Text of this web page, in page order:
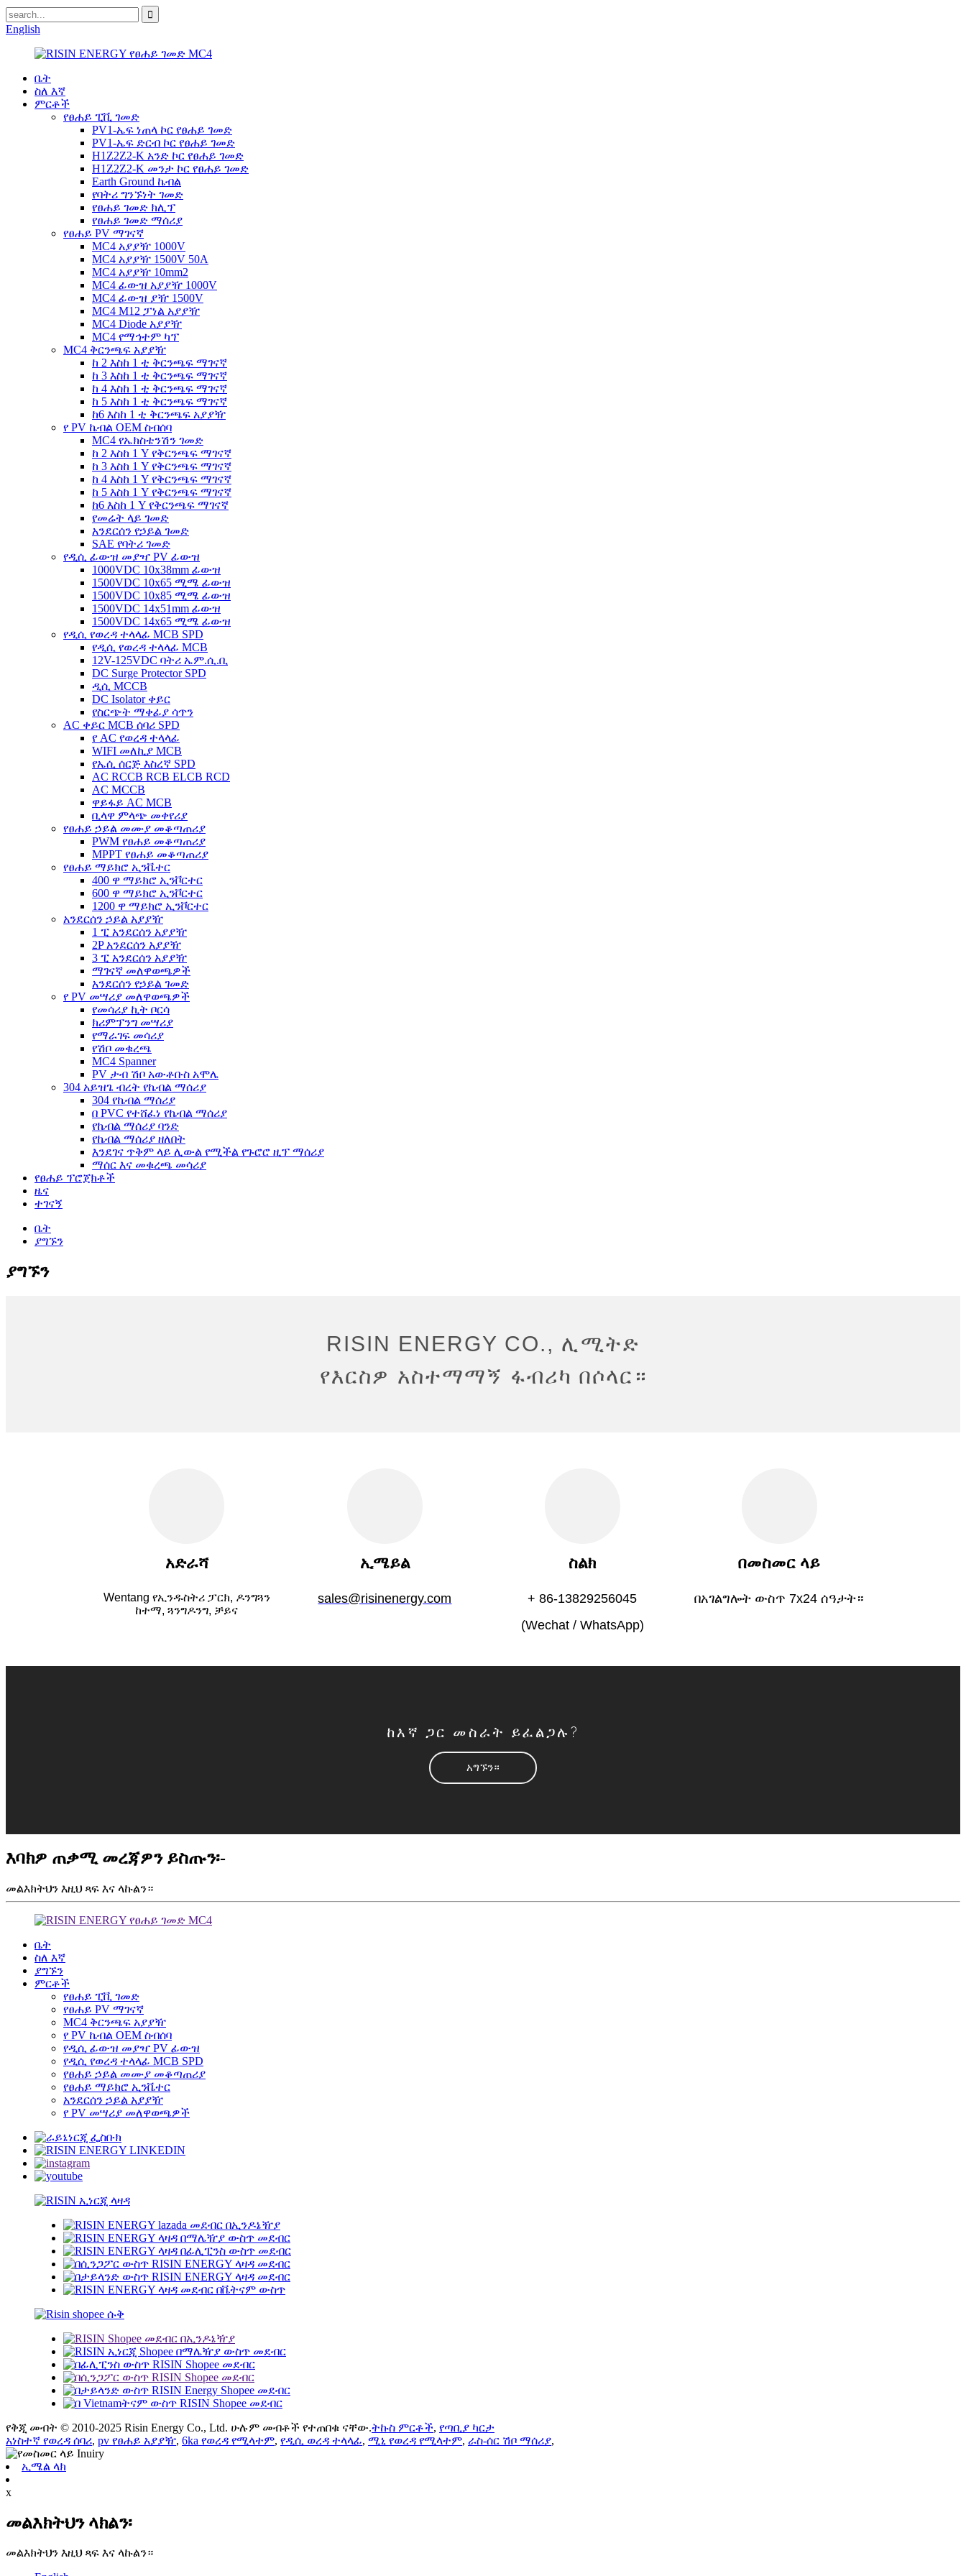
English
ቤት
ስለ እኛ
ምርቶች
የፀሐይ ፒቪ ገመድ
PV1-ኤፍ ነጠላ ኮር የፀሐይ ገመድ
PV1-ኤፍ ድርብ ኮር የፀሐይ ገመድ
H1Z2Z2-K አንድ ኮር የፀሐይ ገመድ
H1Z2Z2-K መንታ ኮር የፀሐይ ገመድ
Earth Ground ኬብል
የባትሪ ግንኙነት ገመድ
የፀሐይ ገመድ ክሊፕ
የፀሐይ ገመድ ማሰሪያ
የፀሐይ PV ማገናኛ
MC4 አያያዥ 1000V
MC4 አያያዥ 1500V 50A
MC4 አያያዥ 10mm2
MC4 ፊውዝ አያያዥ 1000V
MC4 ፊውዝ ያዥ 1500V
MC4 M12 ፓነል አያያዥ
MC4 Diode አያያዥ
MC4 የማኅተም ካፕ
MC4 ቅርንጫፍ አያያዥ
ከ 2 እስከ 1 ቲ ቅርንጫፍ ማገናኛ
ከ 3 እስከ 1 ቲ ቅርንጫፍ ማገናኛ
ከ 4 እስከ 1 ቲ ቅርንጫፍ ማገናኛ
ከ 5 እስከ 1 ቲ ቅርንጫፍ ማገናኛ
ከ6 እስከ 1 ቲ ቅርንጫፍ አያያዥ
የ PV ኬብል OEM ስብሰባ
MC4 የኤክስቴንሽን ገመድ
ከ 2 እስከ 1 Y የቅርንጫፍ ማገናኛ
ከ 3 እስከ 1 Y የቅርንጫፍ ማገናኛ
ከ 4 እስከ 1 Y የቅርንጫፍ ማገናኛ
ከ 5 እስከ 1 Y የቅርንጫፍ ማገናኛ
ከ6 እስከ 1 Y የቅርንጫፍ ማገናኛ
የመሬት ላይ ገመድ
አንደርሰን የኃይል ገመድ
SAE የባትሪ ገመድ
የዲሲ ፊውዝ መያዣ PV ፊውዝ
1000VDC 10x38mm ፊውዝ
1500VDC 10x65 ሚሜ ፊውዝ
1500VDC 10x85 ሚሜ ፊውዝ
1500VDC 14x51mm ፊውዝ
1500VDC 14x65 ሚሜ ፊውዝ
የዲሲ የወረዳ ተላላፊ MCB SPD
የዲሲ የወረዳ ተላላፊ MCB
12V-125VDC ባትሪ ኤም.ሲ.ቢ
DC Surge Protector SPD
ዲሲ MCCB
DC Isolator ቀይር
የስርጭት ማቀፊያ ሳጥን
AC ቀይር MCB ሰባሪ SPD
የ AC የወረዳ ተላላፊ
WIFI መለኪያ MCB
የኤሲ ሰርጅ እስረኛ SPD
AC RCCB RCB ELCB RCD
AC MCCB
ዋይፋይ AC MCB
ቢላዋ ምላጭ መቀየሪያ
የፀሐይ ኃይል መሙያ መቆጣጠሪያ
PWM የፀሐይ መቆጣጠሪያ
MPPT የፀሐይ መቆጣጠሪያ
የፀሐይ ማይክሮ ኢንቬተር
400 ዋ ማይክሮ ኢንቮርተር
600 ዋ ማይክሮ ኢንቮርተር
1200 ዋ ማይክሮ ኢንቮርተር
አንደርሰን ኃይል አያያዥ
1 ፒ አንደርሰን አያያዥ
2P አንደርሰን አያያዥ
3 ፒ አንደርሰን አያያዥ
ማገናኛ መለዋወጫዎች
አንደርሰን የኃይል ገመድ
የ PV መሣሪያ መለዋወጫዎች
የመሳሪያ ኪት ቦርሳ
ክሪምፕንግ መሣሪያ
የማራገፍ መሳሪያ
የሽቦ መቁረጫ
MC4 Spanner
PV ታብ ሽቦ አውቶቡስ አሞሌ
304 አይዝጌ ብረት የኬብል ማሰሪያ
304 የኬብል ማሰሪያ
በ PVC የተሸፈነ የኬብል ማሰሪያ
የኬብል ማሰሪያ ባንድ
የኬብል ማሰሪያ ዘለበት
እንደገና ጥቅም ላይ ሊውል የሚችል የጉሮሮ ዚፕ ማሰሪያ
ማሰር እና መቁረጫ መሳሪያ
የፀሐይ ፕሮጀክቶች
ዜና
ተገናኝ
ቤት
ያግኙን
ያግኙን
RISIN ENERGY CO., ሊሚትድ
የእርስዎ አስተማማኝ ፋብሪካ በሶላር።
አድራሻ
Wentang የኢንዱስትሪ ፓርክ, ዶንግጓን
ከተማ, ጓንግዶንግ, ቻይና
ኢሜይል
sales@risinenergy.com
ስልክ
+ 86-13829256045
(Wechat / WhatsApp)
በመስመር ላይ
በአገልግሎት ውስጥ 7x24 ሰዓታት።
ከእኛ ጋር መስራት ይፈልጋሉ?
አግኙን።
እባክዎ ጠቃሚ መረጃዎን ይስጡን፡-
መልእክትህን እዚህ ጻፍ እና ላኩልን።
ቤት
ስለ እኛ
ያግኙን
ምርቶች
የፀሐይ ፒቪ ገመድ
የፀሐይ PV ማገናኛ
MC4 ቅርንጫፍ አያያዥ
የ PV ኬብል OEM ስብሰባ
የዲሲ ፊውዝ መያዣ PV ፊውዝ
የዲሲ የወረዳ ተላላፊ MCB SPD
የፀሐይ ኃይል መሙያ መቆጣጠሪያ
የፀሐይ ማይክሮ ኢንቬተር
አንደርሰን ኃይል አያያዥ
የ PV መሣሪያ መለዋወጫዎች
የቅጂ መብት © 2010-2025 Risin Energy Co., Ltd. ሁሉም መብቶች የተጠበቁ ናቸው.ትኩስ ምርቶች, የጣቢያ ካርታ
አነስተኛ የወረዳ ሰባሪ, pv የፀሐይ አያያዥ, 6ka የወረዳ የሚላተም, የዲሲ ወረዳ ተላላፊ, ሚኒ የወረዳ የሚላተም, ራስ-ሰር ሽቦ ማሰሪያ,
ኢሜል ላክ
x
መልእክትህን ላክልን፡
መልእክትህን እዚህ ጻፍ እና ላኩልን።